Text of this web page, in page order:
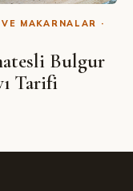
MAKARNALAR ·
Bulgur
Tarifi